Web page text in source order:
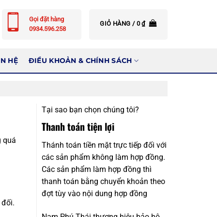
Gọi đặt hàng
0934.596.258
GIỎ HÀNG / 0₫
HỆ ĐIỀU KHOẢN & CHÍNH SÁCH
Tại sao bạn chọn chúng tôi?
Thanh toán tiện lợi
Thánh toán tiền mặt trực tiếp đối với
các sản phẩm không làm hợp đồng.
Các sản phẩm làm hợp đồng thì
thanh toán bằng chuyển khoản theo
đợt tùy vào nội dung hợp đồng
quá